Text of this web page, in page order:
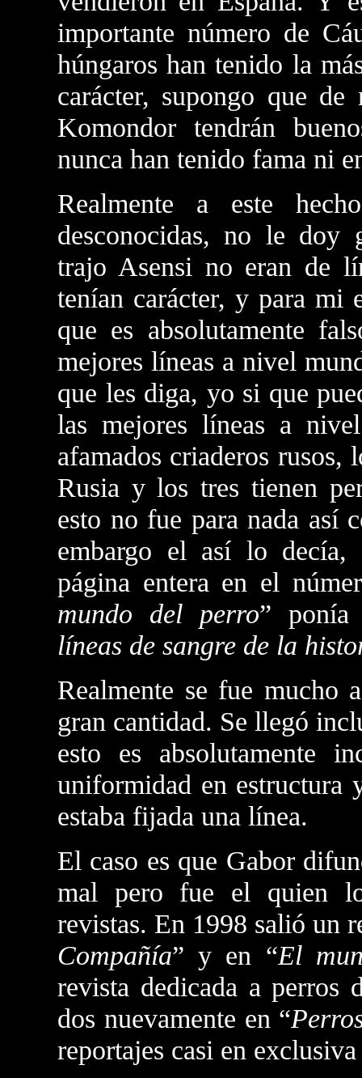
importante número de
húngaros han tenido la
carácter, supongo que
Komondor tendrán
nunca han tenido fama ni
Realmente a este
desconocidas, no le doy
trajo Asensi no eran de
tenían carácter, y para mi
que es absolutamente
mejores líneas a nivel
que les diga, yo si que
las mejores líneas a
afamados criaderos rusos,
Rusia y los tres tienen
esto no fue para nada así
embargo el así lo
página entera en el
mundo del perro” ponía
líneas de sangre de la
Realmente se fue mucho
gran cantidad. Se llegó
esto es absolutamente
uniformidad en estructura
estaba fijada una línea.
El caso es que Gabor
mal pero fue el quien
revistas. En 1998 salió un
Compañía” y en “El
revista dedicada a
dos nuevamente en “
reportajes casi en